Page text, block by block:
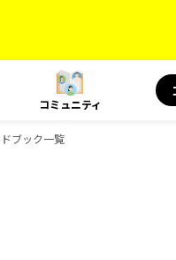
コミュニティ
ブック一覧